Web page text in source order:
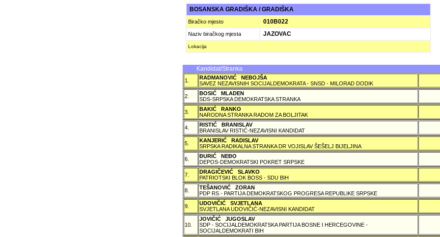
BOSANSKA GRADIŠKA / GRADIŠKA
Biračko mjesto 010B022
Naziv biračkog mjesta JAZOVAC
Lokacija
Kandidat/Stranka
1.
RADMANOVIĆ NEBOJŠA
SAVEZ NEZAVISNIH SOCIJALDEMOKRATA - SNSD - MILORAD DODIK
2.
BOSIĆ MLADEN
SDS-SRPSKA DEMOKRATSKA STRANKA
3.
BAKIĆ RANKO
NARODNA STRANKA RADOM ZA BOLJITAK
4.
RISTIĆ BRANISLAV
BRANISLAV RISTIĆ-NEZAVISNI KANDIDAT
5.
KANJERIĆ RADISLAV
SRPSKA RADIKALNA STRANKA DR VOJISLAV ŠEŠELJ BIJELJINA
6.
ÐURIĆ NEÐO
DEPOS-DEMOKRATSKI POKRET SRPSKE
7.
DRAGIČEVIĆ SLAVKO
PATRIOTSKI BLOK BOSS - SDU BIH
8.
TEŠANOVIĆ ZORAN
PDP RS - PARTIJA DEMOKRATSKOG PROGRESA REPUBLIKE SRPSKE
9.
UDOVIČIĆ SVJETLANA
SVJETLANA UDOVIČIĆ-NEZAVISNI KANDIDAT
10.
JOVIČIĆ JUGOSLAV
SDP - SOCIJALDEMOKRATSKA PARTIJA BOSNE I HERCEGOVINE -
SOCIJALDEMOKRATI BIH